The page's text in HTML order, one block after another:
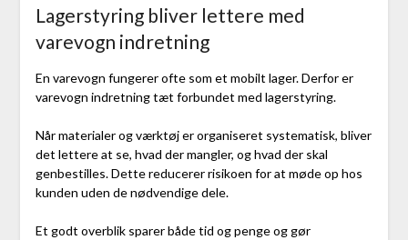
Lagerstyring bliver lettere med
varevogn indretning
En varevogn fungerer ofte som et mobilt lager. Derfor er
varevogn indretning tæt forbundet med lagerstyring.
Når materialer og værktøj er organiseret systematisk, bliver
det lettere at se, hvad der mangler, og hvad der skal
genbestilles. Dette reducerer risikoen for at møde op hos
kunden uden de nødvendige dele.
Et godt overblik sparer både tid og penge og gør